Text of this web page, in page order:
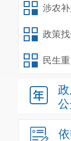
涉农
政策
民生